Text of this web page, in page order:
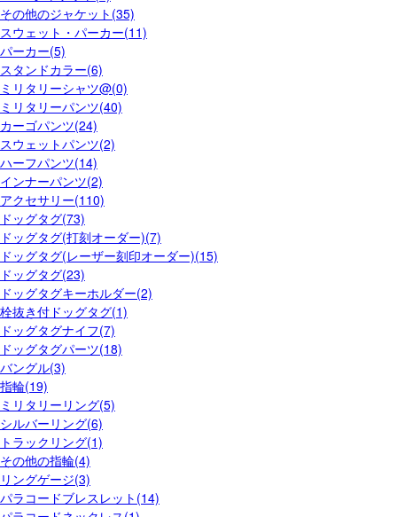
その他のジャケット(35)
スウェット・パーカー(11)
パーカー(5)
スタンドカラー(6)
ミリタリーシャツ@(0)
ミリタリーパンツ(40)
カーゴパンツ(24)
スウェットパンツ(2)
ハーフパンツ(14)
インナーパンツ(2)
アクセサリー(110)
ドッグタグ(73)
ドッグタグ(打刻オーダー)(7)
ドッグタグ(レーザー刻印オーダー)(15)
ドッグタグ(23)
ドッグタグキーホルダー(2)
栓抜き付ドッグタグ(1)
ドッグタグナイフ(7)
ドッグタグパーツ(18)
バングル(3)
指輪(19)
ミリタリーリング(5)
シルバーリング(6)
トラックリング(1)
その他の指輪(4)
リングゲージ(3)
パラコードブレスレット(14)